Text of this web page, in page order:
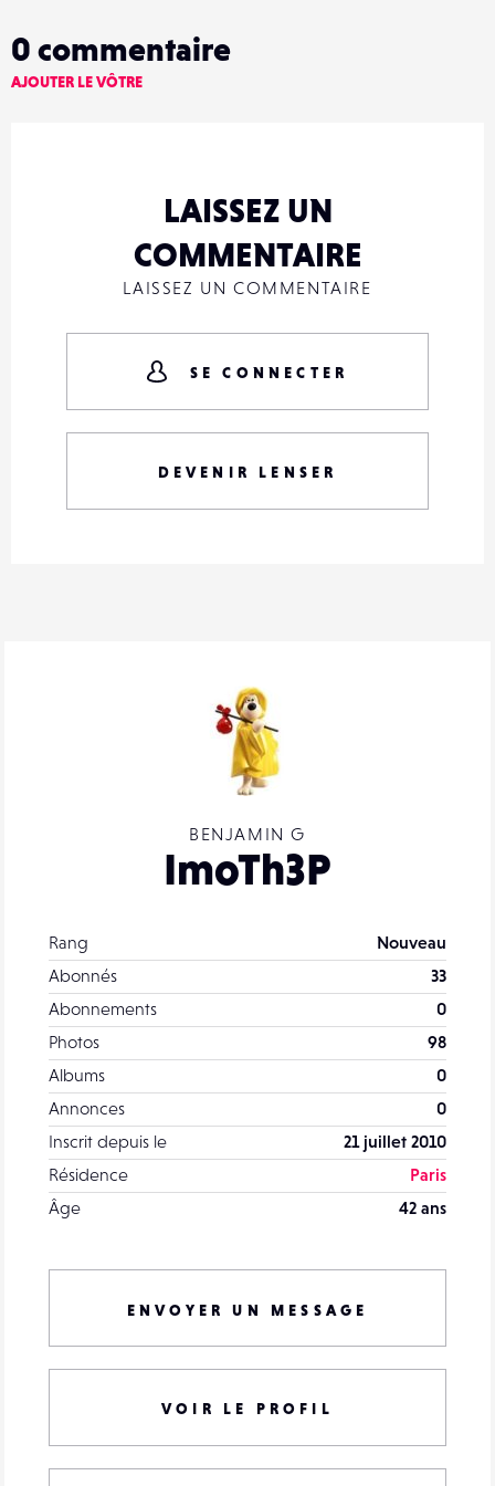
BENJAMIN G
ImoTh3P
Rang
Nouveau
Abonnés
33
Abonnements
0
Photos
98
Albums
0
Annonces
0
Inscrit depuis le
21 juillet 2010
Résidence
Paris
Âge
42 ans
ENVOYER UN MESSAGE
VOIR LE PROFIL
0 commentaire
AJOUTER LE VÔTRE
LAISSEZ UN
COMMENTAIRE
LAISSEZ UN COMMENTAIRE
SE CONNECTER
DEVENIR LENSER